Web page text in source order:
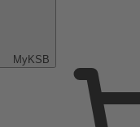
MyKSB